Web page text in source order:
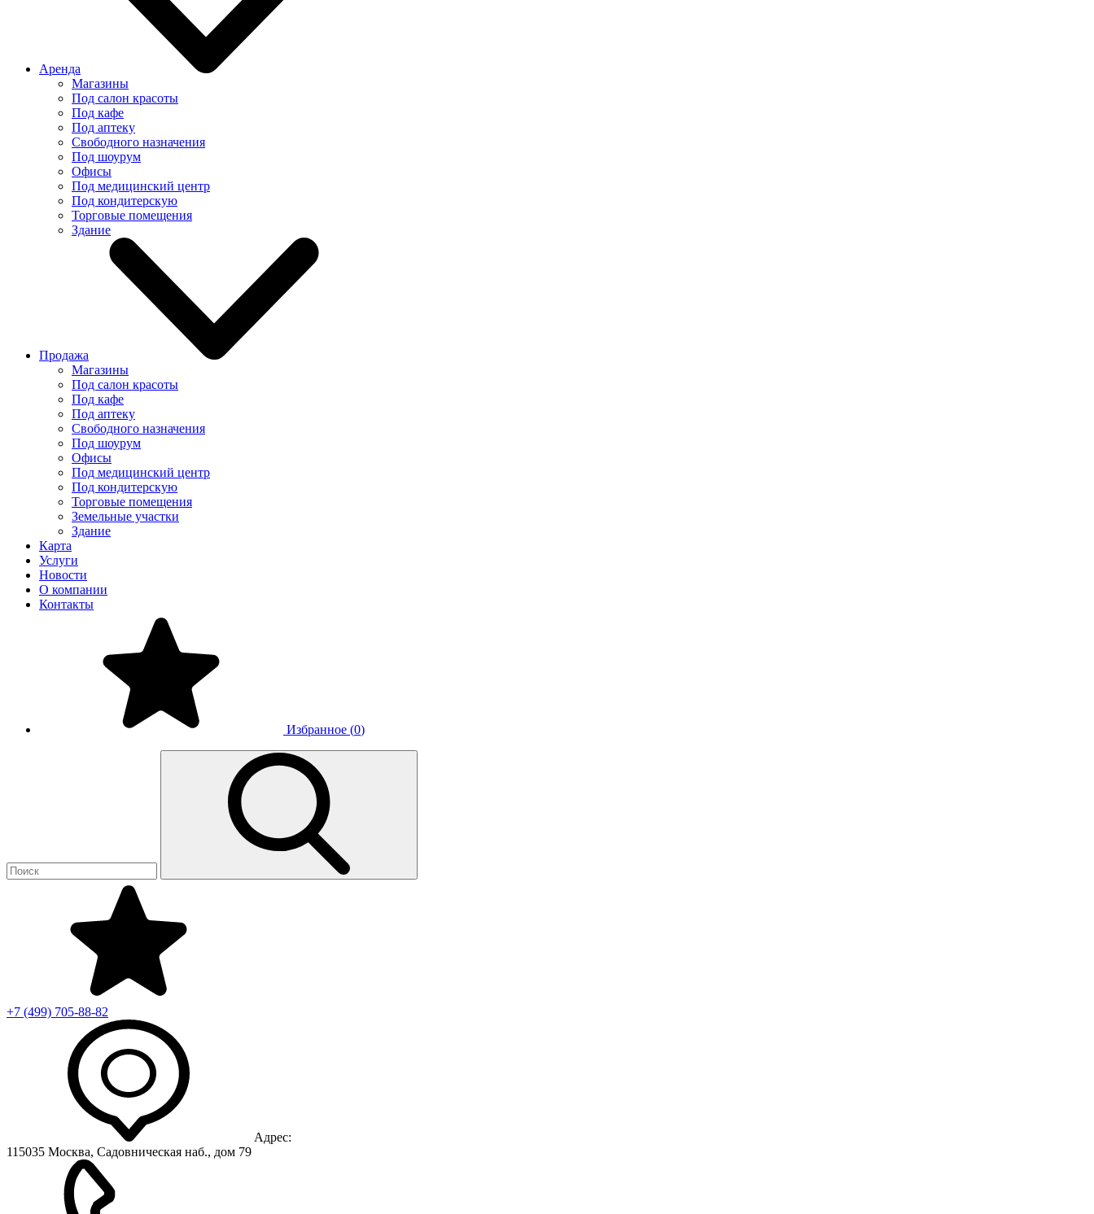
Аренда
Магазины
Под салон красоты
Под кафе
Под аптеку
Свободного назначения
Под шоурум
Офисы
Под медицинский центр
Под кондитерскую
Торговые помещения
Здание
Продажа
Магазины
Под салон красоты
Под кафе
Под аптеку
Свободного назначения
Под шоурум
Офисы
Под медицинский центр
Под кондитерскую
Торговые помещения
Земельные участки
Здание
Карта
Услуги
Новости
О компании
Контакты
Избранное (0)
+7 (499) 705-88-82
Адрес:
115035 Москва, Садовническая наб., дом 79